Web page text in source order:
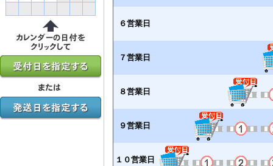
６営業日
７営業日
８営業日
９営業日
１０営業日